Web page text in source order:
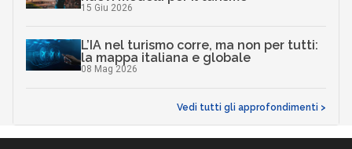
15 Giu 2026
L’IA nel turismo corre, ma non per tutti:
la mappa italiana e globale
08 Mag 2026
Vedi tutti gli approfondimenti >